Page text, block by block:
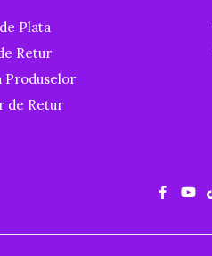
Plata
Retur
Produselor
de Retur